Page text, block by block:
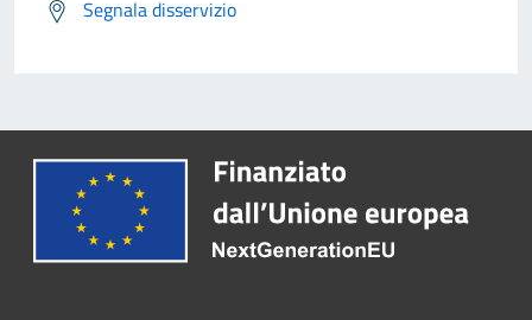
Segnala disservizio